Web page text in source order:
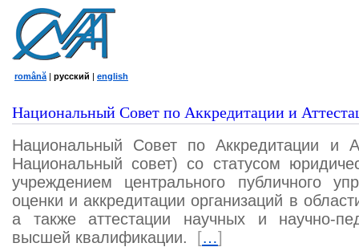
română | русский | english
Национальный Совет по Аккредитации и
Национальный Совет по Аккредитации и
Национальный совет) со статусом
учреждением центрального публичного
оценки и аккредитации организаций в
а также аттестации научных и научно-
высшей квалификации.
[…]